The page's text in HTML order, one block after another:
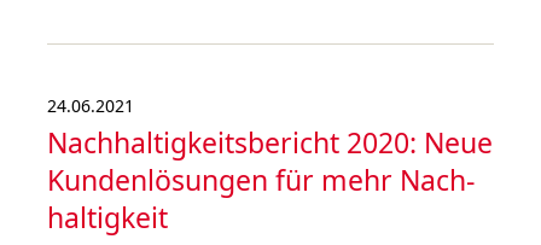
24.06.2021
Nachhaltig­keitsbericht 2020: Neue
Kunden­lösungen für mehr Nach­
haltigkeit